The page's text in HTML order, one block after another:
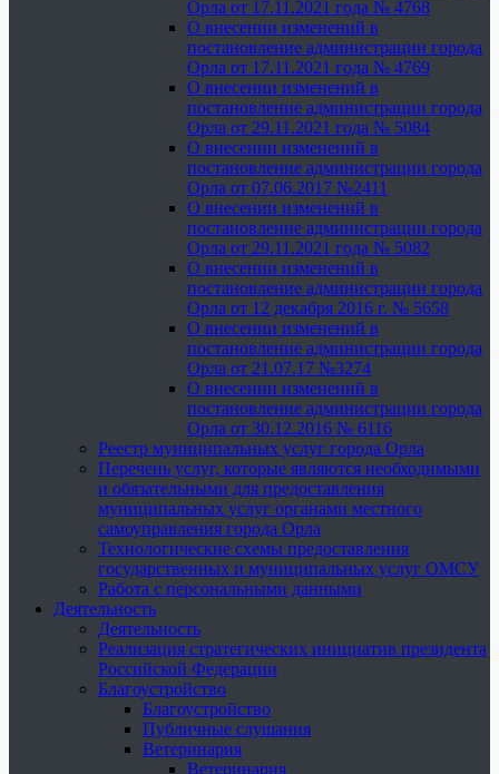
Орла от 17.11.2021 года № 4768
О внесении изменений в
постановление администрации города
Орла от 17.11.2021 года № 4769
О внесении изменений в
постановление администрации города
Орла от 29.11.2021 года № 5084
О внесении изменений в
постановление администрации города
Орла от 07.06.2017 №2411
О внесении изменений в
постановление администрации города
Орла от 29.11.2021 года № 5082
О внесении изменений в
постановление администрации города
Орла от 12 декабря 2016 г. № 5658
О внесении изменений в
постановление администрации города
Орла от 21.07.17 №3274
О внесении изменений в
постановление администрации города
Орла от 30.12.2016 № 6116
Реестр муниципальных услуг города Орла
Перечень услуг, которые являются необходимыми
и обязательными для предоставления
муниципальных услуг органами местного
самоуправления города Орла
Технологические схемы предоставления
государственных и муниципальных услуг ОМСУ
Работа с персональными данными
Деятельность
Деятельность
Реализация стратегических инициатив президента
Российской Федерации
Благоустройство
Благоустройство
Публичные слушания
Ветеринария
Ветеринария